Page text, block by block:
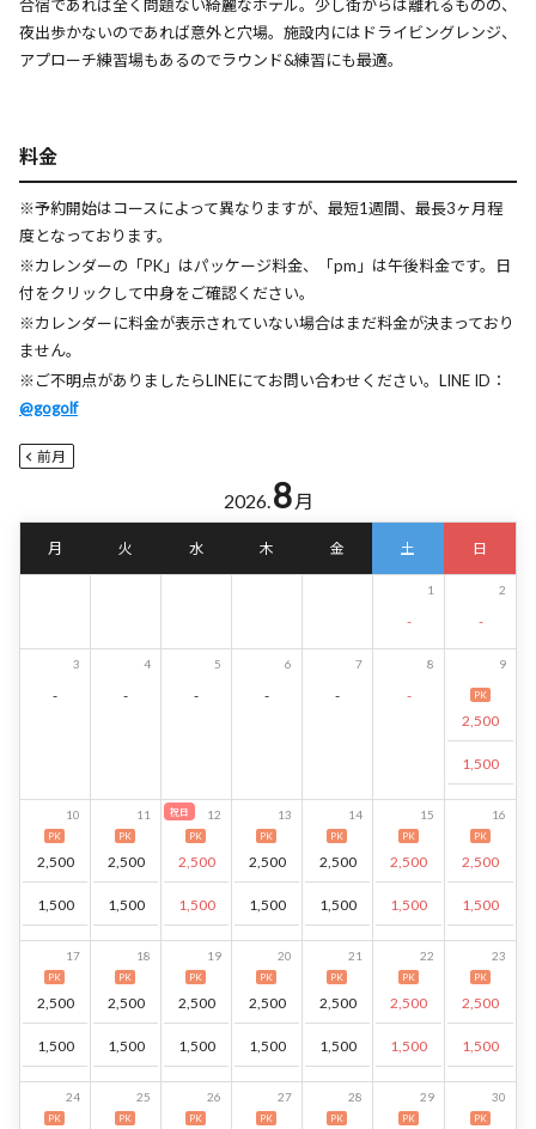
合宿であれば全く問題ない綺麗なホテル。少し街からは離れるものの、
夜出歩かないのであれば意外と穴場。施設内にはドライビングレンジ、
アプローチ練習場もあるのでラウンド&練習にも最適。
料金
※予約開始はコースによって異なりますが、最短1週間、最長3ヶ月程
度となっております。
※カレンダーの「PK」はパッケージ料金、「pm」は午後料金です。日
付をクリックして中身をご確認ください。
※カレンダーに料金が表示されていない場合はまだ料金が決まっており
ません。
※ご不明点がありましたらLINEにてお問い合わせください。LINE ID：
@gogolf
前月
2026.8 月
月 火 水 木 金 土 日
1
-
2
-
3
-
4
-
5
-
6
-
7
-
8
-
9
PK
2,500
1,500
10
PK
2,500
1,500
11
PK
2,500
1,500
祝日 12
PK
2,500
1,500
13
PK
2,500
1,500
14
PK
2,500
1,500
15
PK
2,500
1,500
16
PK
2,500
1,500
17
PK
2,500
1,500
18
PK
2,500
1,500
19
PK
2,500
1,500
20
PK
2,500
1,500
21
PK
2,500
1,500
22
PK
2,500
1,500
23
PK
2,500
1,500
24
PK
25
PK
26
PK
27
PK
28
PK
29
PK
30
PK